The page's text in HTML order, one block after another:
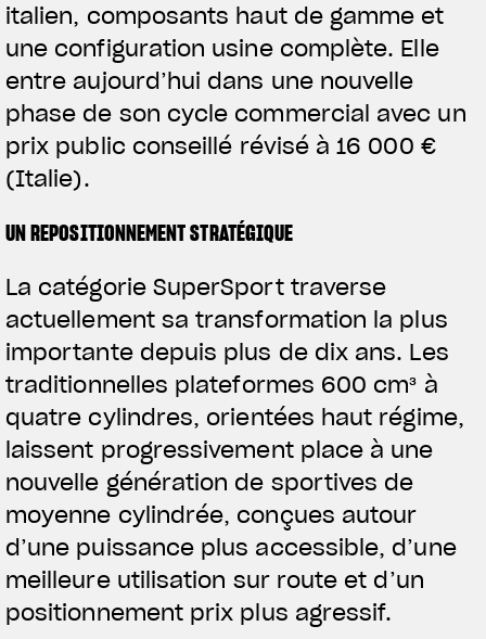
italien, composants haut de gamme et
une configuration usine complète. Elle
entre aujourd’hui dans une nouvelle
phase de son cycle commercial avec un
prix public conseillé révisé à 16 000 €
(Italie).
UN REPOSITIONNEMENT STRATÉGIQUE
La catégorie SuperSport traverse
actuellement sa transformation la plus
importante depuis plus de dix ans. Les
traditionnelles plateformes 600 cm³ à
quatre cylindres, orientées haut régime,
laissent progressivement place à une
nouvelle génération de sportives de
moyenne cylindrée, conçues autour
d’une puissance plus accessible, d’une
meilleure utilisation sur route et d’un
positionnement prix plus agressif.